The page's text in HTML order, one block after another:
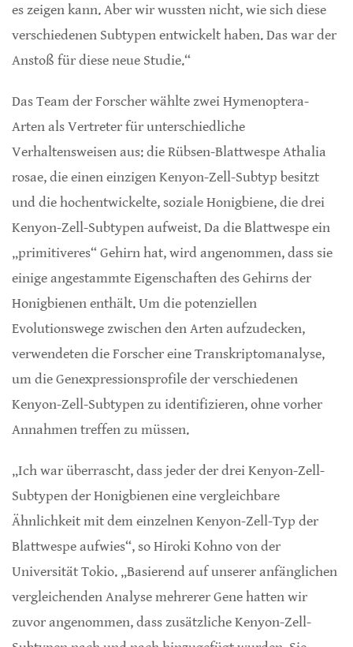
es zeigen kann. Aber wir wussten nicht, wie sich diese
verschiedenen Subtypen entwickelt haben. Das war der
Anstoß für diese neue Studie.“
Das Team der Forscher wählte zwei Hymenoptera-
Arten als Vertreter für unterschiedliche
Verhaltensweisen aus: die Rübsen-Blattwespe Athalia
rosae, die einen einzigen Kenyon-Zell-Subtyp besitzt
und die hochentwickelte, soziale Honigbiene, die drei
Kenyon-Zell-Subtypen aufweist. Da die Blattwespe ein
„primitiveres“ Gehirn hat, wird angenommen, dass sie
einige angestammte Eigenschaften des Gehirns der
Honigbienen enthält. Um die potenziellen
Evolutionswege zwischen den Arten aufzudecken,
verwendeten die Forscher eine Transkriptomanalyse,
um die Genexpressionsprofile der verschiedenen
Kenyon-Zell-Subtypen zu identifizieren, ohne vorher
Annahmen treffen zu müssen.
„Ich war überrascht, dass jeder der drei Kenyon-Zell-
Subtypen der Honigbienen eine vergleichbare
Ähnlichkeit mit dem einzelnen Kenyon-Zell-Typ der
Blattwespe aufwies“, so Hiroki Kohno von der
Universität Tokio. „Basierend auf unserer anfänglichen
vergleichenden Analyse mehrerer Gene hatten wir
zuvor angenommen, dass zusätzliche Kenyon-Zell-